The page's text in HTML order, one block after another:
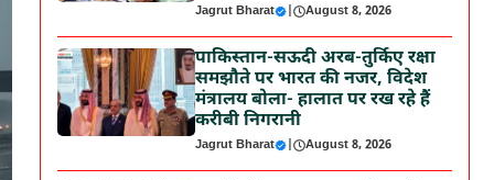
Jagrut Bharat | August 8, 2026
पाकिस्तान-सऊदी अरब-तुर्किए रक्षा
समझौते पर भारत की नजर, विदेश
मंत्रालय बोला- हालात पर रख रहे हैं
करीबी निगरानी
Jagrut Bharat | August 8, 2026